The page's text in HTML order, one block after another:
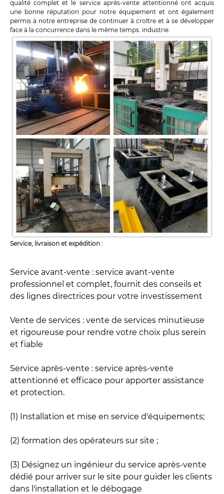
qualité complet et le service après-vente attentionné ont acquis
une bonne réputation pour notre équipement et ont également
permis à notre entreprise de continuer à croître et à se développer
face à la concurrence dans le même temps. industrie.
Service, livraison et expédition :
Service avant-vente : service avant-vente
professionnel et complet, fournit des conseils et
des lignes directrices pour votre investissement
Vente de services : vente de services minutieuse
et rigoureuse pour rendre votre choix plus serein
et fiable
Service après-vente : service après-vente
attentionné et efficace pour apporter assistance
et protection.
(1) Installation et mise en service d'équipements;
(2) formation des opérateurs sur site ;
(3) Désignez un ingénieur du service après-vente
dédié pour arriver sur le site pour guider les clients
dans l'installation et le débogage